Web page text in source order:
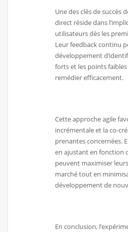
Une des clés de succès
direct réside dans
utilisateurs dès les
Leur feedback continu
développement
forts et les points
remédier efficacement.
Cette approche agile
incrémentale et la co-
prenantes concernées.
en ajustant en fonction
peuvent maximiser
marché tout en
développement de
En conclusion,